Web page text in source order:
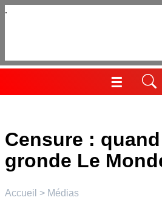
Aller
☰
Menu
Censure : quand
gronde Le
Accueil > Médias